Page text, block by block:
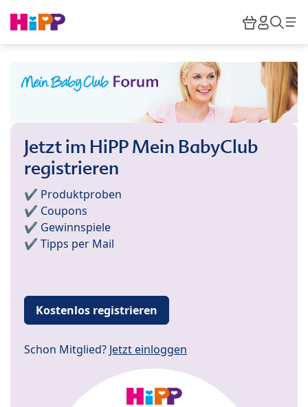
HiPP
Jetzt im HiPP Mein BabyClub
registrieren
✔️ Produktproben
✔️ Coupons
✔️ Gewinnspiele
✔️ Tipps per Mail
Kostenlos registrieren
Schon Mitglied? Jetzt einloggen